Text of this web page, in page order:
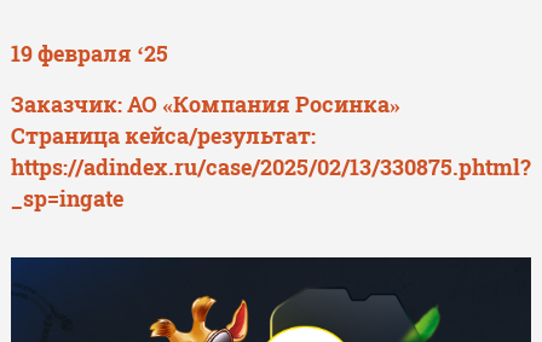
19 февраля ‘25
Заказчик: АО «Компания Росинка»
Страница кейса/результат:
https://adindex.ru/case/2025/02/13/330875.phtml?
_sp=ingate